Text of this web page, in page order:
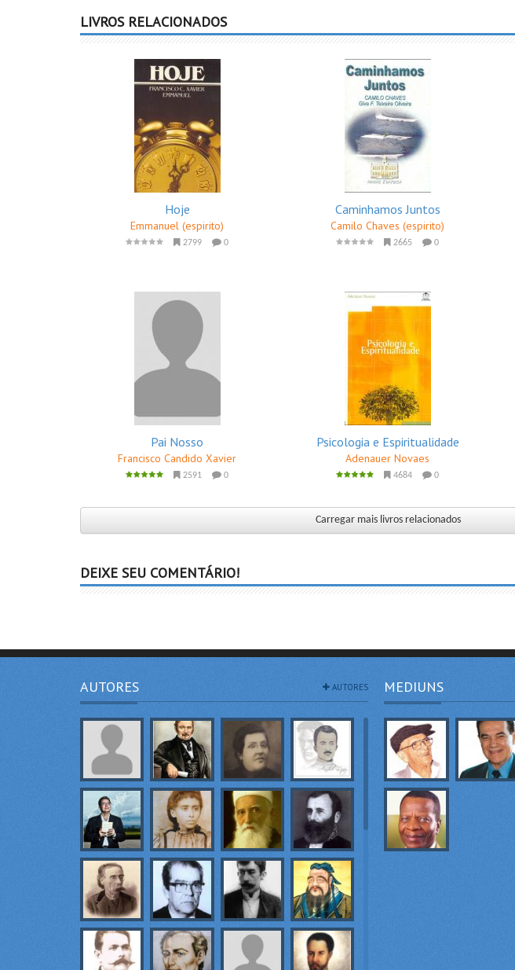
LIVROS RELACIONADOS
Hoje
Emmanuel (espirito)
2799 0
Caminhamos Juntos
Camilo Chaves (espirito)
2665 0
Pai Nosso
Francisco Candido Xavier
2591 0
Psicologia e Espiritualidade
Adenauer Novaes
4684 0
Carregar mais livros relacionados
DEIXE SEU COMENTÁRIO!
AUTORES AUTORES MEDIUNS